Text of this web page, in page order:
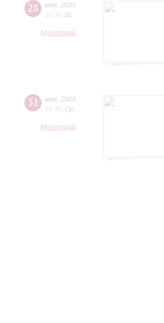
28 мая 2023
18:30 Вс
Музиторий
31 мая 2023
18:30 Ср
Музиторий